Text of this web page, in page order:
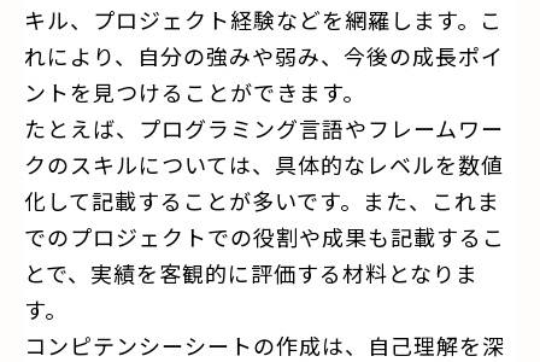
キル、プロジェクト経験などを網羅します。こ
れにより、自分の強みや弱み、今後の成長ポイ
ントを見つけることができます。
たとえば、プログラミング言語やフレームワー
クのスキルについては、具体的なレベルを数値
化して記載することが多いです。また、これま
でのプロジェクトでの役割や成果も記載するこ
とで、実績を客観的に評価する材料となりま
す。
コンピテンシーシートの作成は、自己理解を深